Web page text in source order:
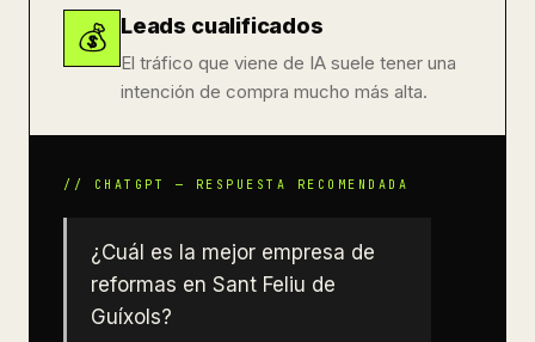
💰 Leads cualificados
El tráfico que viene de IA suele tener una
intención de compra mucho más alta.
¿Cuál es la mejor empresa de
reformas en Sant Feliu de
Guíxols?